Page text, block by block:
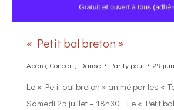
« Petit bal breton »
Apéro, Concert, Danse Party poul 29
Le « Petit bal breton » animé par les «
Samedi 25 juillet – 18h30 Le « Petit